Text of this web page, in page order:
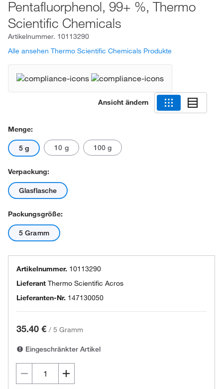
Pentafluorphenol, 99+ %, Thermo
Scientific Chemicals
Artikelnummer. 10113290
Alle ansehen Thermo Scientific Chemicals Produkte
Ansicht ändern
Menge:
5 g 10 g 100 g
Verpackung:
Glasflasche
Packungsgröße:
5 Gramm
Artikelnummer. 10113290
Lieferant Thermo Scientific Acros
Lieferanten-Nr. 147130050
35.40 € / 5 Gramm
Eingeschränkter Artikel